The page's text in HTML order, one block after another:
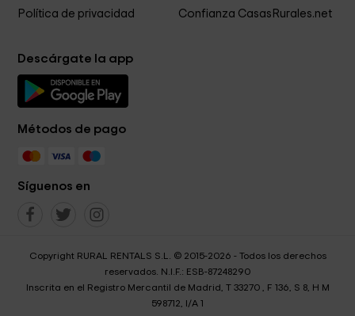
Política de privacidad Confianza CasasRurales.net
Descárgate la app
Métodos de pago
Síguenos en
Copyright RURAL RENTALS S.L. © 2015-2026 - Todos los derechos
reservados. N.I.F.: ESB-87248290
Inscrita en el Registro Mercantil de Madrid, T 33270 , F 136, S 8, H M
598712, I/A 1